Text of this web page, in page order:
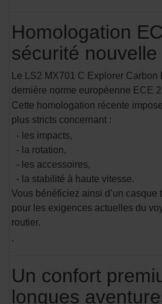
Homologation
sécurité
Le LS2 MX701 C Explorer
dernière norme européenne ECE
Cette homologation récente
plus stricts concernant :
- les impacts,
- la rotation,
- les accessoires,
- la stabilité à haute vitesse.
Vous bénéficiez ainsi d’un casque
pour les exigences actuelles du
routier.
.
Un confort
longues